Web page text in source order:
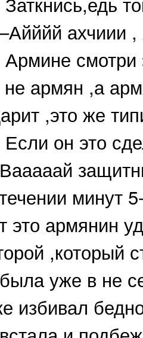
ахчиии
смотри
армян ,а
,это же
он это
минут
это армянин
,который
уже в не
избивал